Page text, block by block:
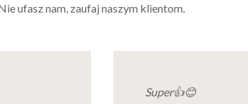
ufasz nam, zaufaj naszym klientom.
Super👍😊